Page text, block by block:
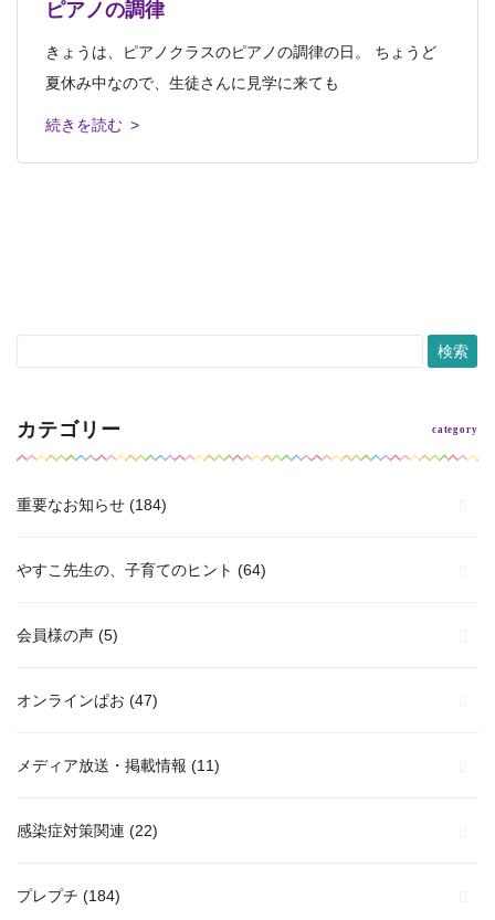
ピアノの調律
きょうは、ピアノクラスのピアノの調律の日。 ちょうど
夏休み中なので、生徒さんに見学に来ても
続きを読む >
ジュニアクラス
科 ロボット教室 ピアノクラス 2024.01.01
ありがとう2023 よろしく2024
私達が齢33で立ち上げた造形教室「アトリエぱお」は、早
中高生クラス・おとなクラス
室 ピアノクラス 2023.12.31
2023年忘年会～ 2024年も進化していきま
ピアノクラスの発表会 プログラムができま
した♪
ピアノクラス発表会のプログラムができました。 西洋音
楽の礎を築いた古い時代の
もうすぐピアノクラスの発表会♪
ピアノクラスの溝尻雅子です。こんにちは。 もうすぐピ
アノクラスの発表会です。 ピアノを
続きを読む >
カテゴリー
重要なお知らせ (184)
やすこ先生の、子育てのヒント (64)
会員様の声 (5)
オンラインぱお (47)
メディア放送・掲載情報 (11)
感染症対策関連 (22)
プレプチ (184)